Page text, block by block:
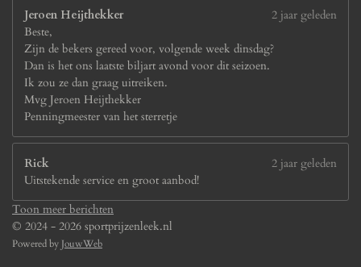
Jeroen Heijthekker
2 jaar geleden
Beste,
Zijn de bekers gereed voor, volgende week dinsdag?
Dan is het ons laatste biljart avond voor dit seizoen.
Ik zou ze dan graag uitreiken.
Mvg Jeroen Heijthekker
Penningmeester van het sterretje
Rick
2 jaar geleden
Uitstekende service en groot aanbod!
Toon meer berichten
© 2024 - 2026 sportprijzenleek.nl
Powered by JouwWeb